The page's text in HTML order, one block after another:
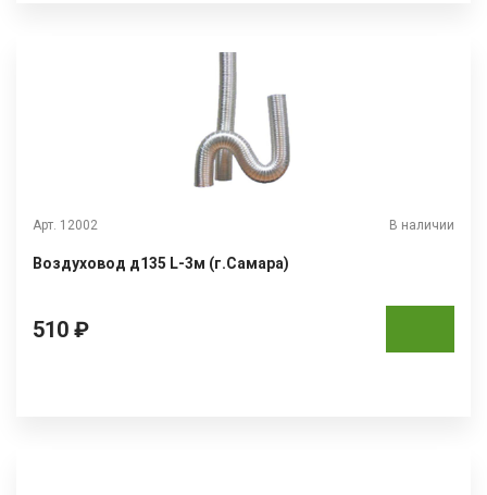
Арт. 12002 В наличии
Воздуховод д135 L-3м (г.Самара)
510 ₽